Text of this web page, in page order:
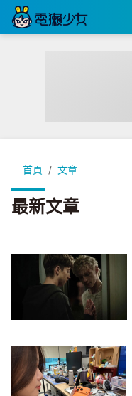
首頁 文章
最新文章